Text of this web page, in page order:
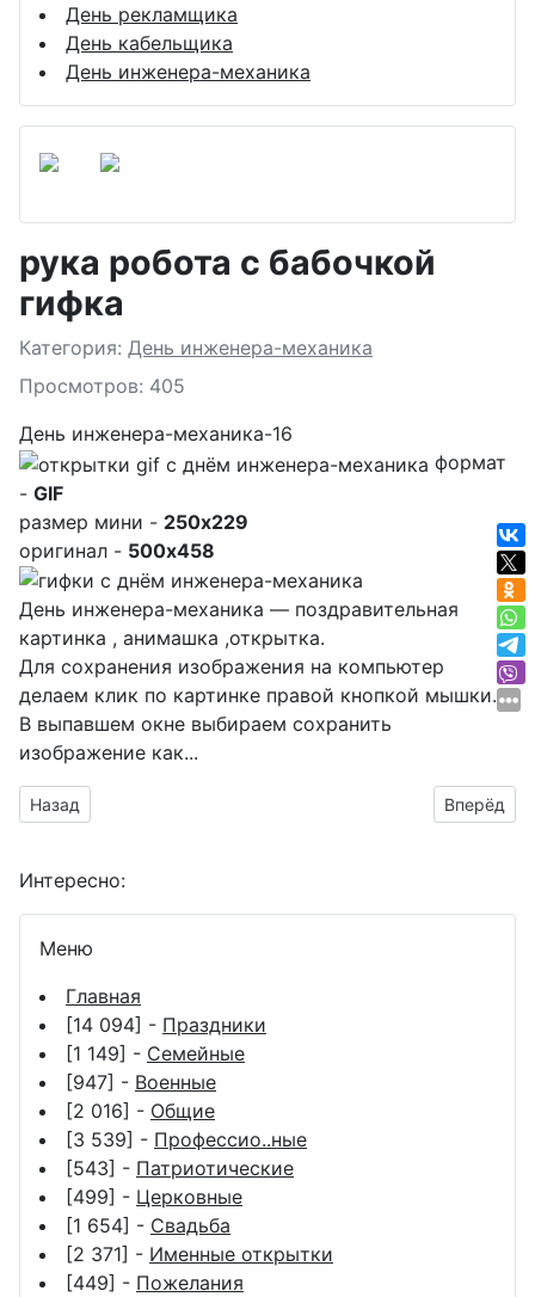
День рекламщика
День кабельщика
День инженера-механика
рука робота с бабочкой
гифка
Подробности
Категория: День инженера-механика
Просмотров: 405
День инженера-механика-16
формат
- GIF
размер мини - 250x229
оригинал - 500x458
День инженера-механика — поздравительная
картинка , анимашка ,открытка.
Для сохранения изображения на компьютер
делаем клик по картинке правой кнопкой мышки.
В выпавшем окне выбираем сохранить
изображение как...
Предыдущий материал: мерцающие открытки-гифки в
Назад Вперёд
Интересно:
Меню
Главная
[14 094] - Праздники
[1 149] - Семейные
[947] - Военные
[2 016] - Общие
[3 539] - Профессио..ные
[543] - Патриотические
[499] - Церковные
[1 654] - Свадьба
[2 371] - Именные открытки
[449] - Пожелания